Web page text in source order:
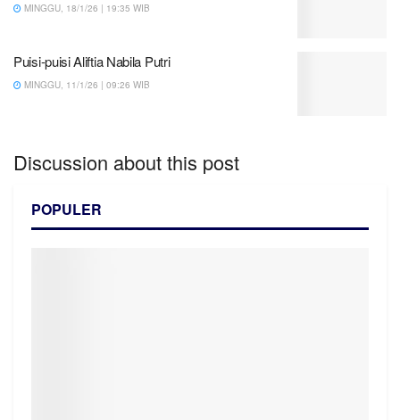
MINGGU, 18/1/26 | 19:35 WIB
Puisi-puisi Aliftia Nabila Putri
MINGGU, 11/1/26 | 09:26 WIB
Discussion about this post
POPULER